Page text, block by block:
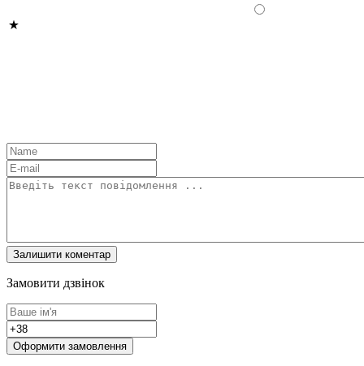
Замовити дзвінок
Оформити замовлення